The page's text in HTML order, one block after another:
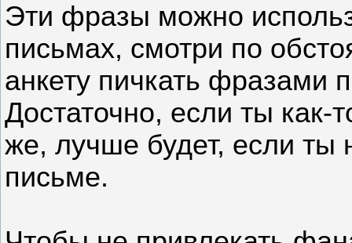
Эти фразы можно
письмах, смотри по
анкету пичкать фразами
Достаточно, если ты как-
же, лучше будет, если
письме.